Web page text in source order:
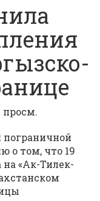
просм.
пограничной
о том, что 19
на «Ак-Тилек-